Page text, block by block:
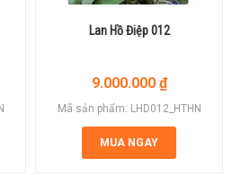
Lan Hồ Điệp 012
9.000.000 ₫
Mã sản phẩm: LHD012_HTHN
MUA NGAY